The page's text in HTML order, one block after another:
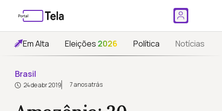
Em Alta Eleições 2026 Política Notícias
Brasil
24 de abr 2019 7 anos atrás